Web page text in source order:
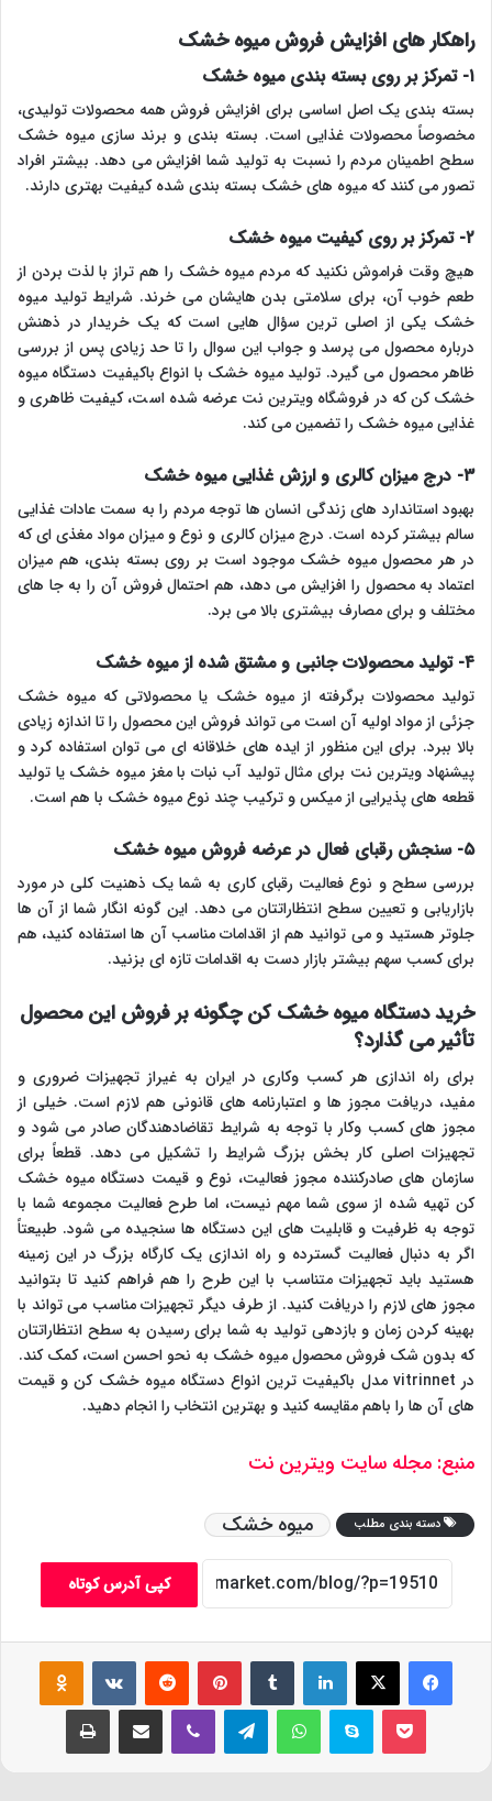
راهکار های افزایش فروش میوه خشک
۱- تمرکز بر روی بسته بندی میوه خشک
بسته بندی یک اصل اساسی برای افزایش فروش همه محصولات تولیدی،
مخصوصاً محصولات غذایی است. بسته بندی و برند سازی میوه خشک
سطح اطمینان مردم را نسبت به تولید شما افزایش می دهد. بیشتر افراد
تصور می کنند که میوه های خشک بسته بندی شده کیفیت بهتری دارند.
۲- تمرکز بر روی کیفیت میوه خشک
هیچ وقت فراموش نکنید که مردم میوه خشک را هم تراز با لذت بردن از
طعم خوب آن، برای سلامتی بدن هایشان می خرند. شرایط تولید میوه
خشک یکی از اصلی ترین سؤال هایی است که یک خریدار در ذهنش
درباره محصول می پرسد و جواب این سوال را تا حد زیادی پس از بررسی
ظاهر محصول می گیرد. تولید میوه خشک با انواع باکیفیت دستگاه میوه
خشک کن که در فروشگاه ویترین نت عرضه شده است، کیفیت ظاهری و
غذایی میوه خشک را تضمین می کند.
۳- درج میزان کالری و ارزش غذایی میوه خشک
بهبود استاندارد های زندگی انسان ها توجه مردم را به سمت عادات غذایی
سالم بیشتر کرده است. درج میزان کالری و نوع و میزان مواد مغذی ای که
در هر محصول میوه خشک موجود است بر روی بسته بندی، هم میزان
اعتماد به محصول را افزایش می دهد، هم احتمال فروش آن را به جا های
مختلف و برای مصارف بیشتری بالا می برد.
۴- تولید محصولات جانبی و مشتق شده از میوه خشک
تولید محصولات برگرفته از میوه خشک یا محصولاتی که میوه خشک
جزئی از مواد اولیه آن است می تواند فروش این محصول را تا اندازه زیادی
بالا ببرد. برای این منظور از ایده های خلاقانه ای می توان استفاده کرد و
پیشنهاد ویترین نت برای مثال تولید آب نبات با مغز میوه خشک یا تولید
قطعه های پذیرایی از میکس و ترکیب چند نوع میوه خشک با هم است.
۵- سنجش رقبای فعال در عرضه فروش میوه خشک
بررسی سطح و نوع فعالیت رقبای کاری به شما یک ذهنیت کلی در مورد
بازاریابی و تعیین سطح انتظاراتتان می دهد. این گونه انگار شما از آن ها
جلوتر هستید و می توانید هم از اقدامات مناسب آن ها استفاده کنید، هم
برای کسب سهم بیشتر بازار دست به اقدامات تازه ای بزنید.
خرید دستگاه میوه خشک کن چگونه بر فروش این محصول
تأثیر می گذارد؟
برای راه اندازی هر کسب وکاری در ایران به غیراز تجهیزات ضروری و
مفید، دریافت مجوز ها و اعتبارنامه های قانونی هم لازم است. خیلی از
مجوز های کسب وکار با توجه به شرایط تقاضادهندگان صادر می شود و
تجهیزات اصلی کار بخش بزرگ شرایط را تشکیل می دهد. قطعاً برای
سازمان های صادرکننده مجوز فعالیت، نوع و قیمت دستگاه میوه خشک
کن تهیه شده از سوی شما مهم نیست، اما طرح فعالیت مجموعه شما با
توجه به ظرفیت و قابلیت های این دستگاه ها سنجیده می شود. طبیعتاً
اگر به دنبال فعالیت گسترده و راه اندازی یک کارگاه بزرگ در این زمینه
هستید باید تجهیزات متناسب با این طرح را هم فراهم کنید تا بتوانید
مجوز های لازم را دریافت کنید. از طرف دیگر تجهیزات مناسب می تواند با
بهینه کردن زمان و بازدهی تولید به شما برای رسیدن به سطح انتظاراتتان
که بدون شک فروش محصول میوه خشک به نحو احسن است، کمک کند.
در vitrinnet مدل باکیفیت ترین انواع دستگاه میوه خشک کن و قیمت
های آن ها را باهم مقایسه کنید و بهترین انتخاب را انجام دهید.
منبع: مجله سایت ویترین نت
دسته بندی مطلب میوه خشک
کپی آدرس کوتاه
فیس بوک X لینکدین ‫تامبلر ‫پین‌ترست‫رددیت ‫VKontakte
پاکت اسکایپ واتس آپ تلگرام وایبر اشتراک گذاری از طریق ایمیل چاپ